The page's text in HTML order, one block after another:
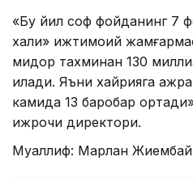
«Бу йил соф фойданинг 7
халқи» ижтимоий
миқдор тахминан 130
қилади. Яъни хайрияга
камида 13 баробар
ижрочи директори.
Муаллиф: Марлан Жиембай